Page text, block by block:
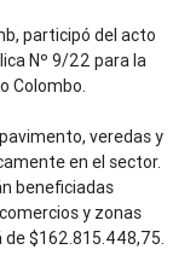
participó del acto
Nº 9/22 para la
Colombo.
veredas y
en el sector.
beneficiadas
y zonas
de $162.815.448,75.